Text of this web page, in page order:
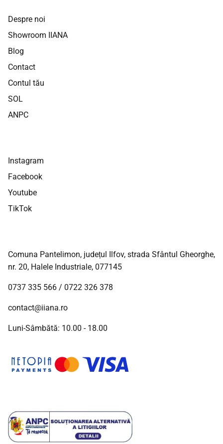
Despre noi
Showroom IIANA
Blog
Contact
Contul tău
SOL
ANPC
Instagram
Facebook
Youtube
TikTok
Comuna Pantelimon, județul Ilfov, strada Sfântul Gheorghe,
nr. 20, Halele Industriale, 077145
0737 335 566 / 0722 326 378
contact@iiana.ro
Luni-Sâmbătă: 10.00 - 18.00